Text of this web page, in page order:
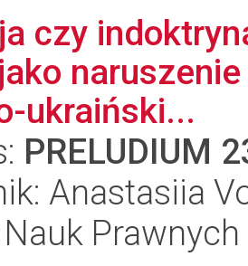
czy
ukraiński...
PRELUDIUM
Anastasiia
Prawnych